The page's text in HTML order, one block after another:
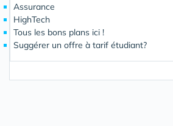
Assurance
HighTech
Tous les bons plans ici !
Suggérer un offre à tarif étudiant?